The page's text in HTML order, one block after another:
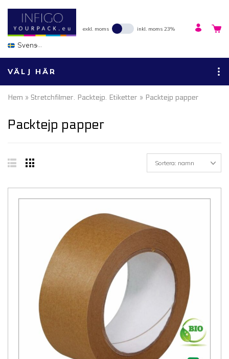
Svenska
exkl. moms inkl. moms 23%
VÄLJ HÄR
Hem » Stretchfilmer. Packtejp. Etiketter » Packtejp papper
Packtejp papper